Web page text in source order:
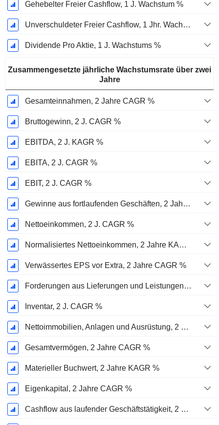
Gehebelter Freier Cashflow, 1 J. Wachstum %
Unverschuldeter Freier Cashflow, 1 Jhr. Wachstum %
Dividende Pro Aktie, 1 J. Wachstums %
Zusammengesetzte jährliche Wachstumsrate über zwei
Jahre
Gesamteinnahmen, 2 Jahre CAGR %
Bruttogewinn, 2 J. CAGR %
EBITDA, 2 J. KAGR %
EBITA, 2 J. CAGR %
EBIT, 2 J. CAGR %
Gewinne aus fortlaufenden Geschäften, 2 Jahre. CAGR %
Nettoeinkommen, 2 J. CAGR %
Normalisiertes Nettoeinkommen, 2 Jahre KAGR %
Verwässertes EPS vor Extra, 2 Jahre CAGR %
Forderungen aus Lieferungen und Leistungen, 2 J. CAGR %
Inventar, 2 J. CAGR %
Nettoimmobilien, Anlagen und Ausrüstung, 2 Jahre. CAGR %
Gesamtvermögen, 2 Jahre CAGR %
Materieller Buchwert, 2 Jahre KAGR %
Eigenkapital, 2 Jahre CAGR %
Cashflow aus laufender Geschäftstätigkeit, 2 Jahre CAGR %